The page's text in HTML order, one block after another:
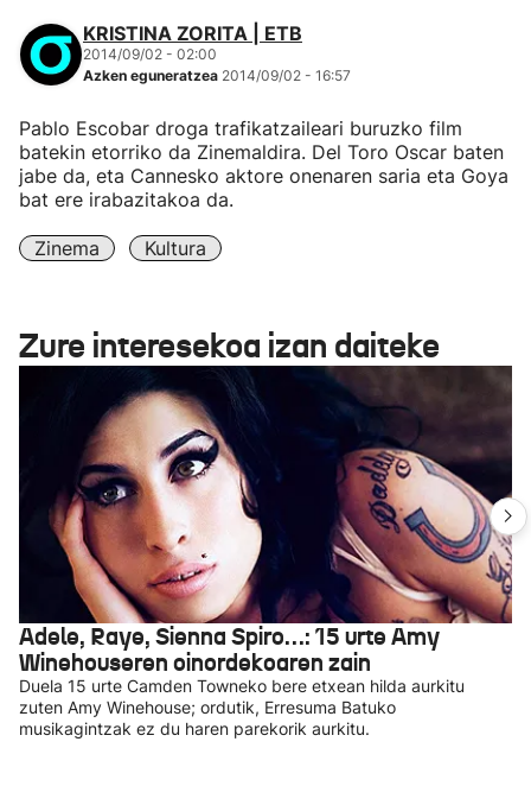
KRISTINA ZORITA | ETB
2014/09/02 - 02:00
Azken eguneratzea 2014/09/02 - 16:57
Pablo Escobar droga trafikatzaileari buruzko film
batekin etorriko da Zinemaldira. Del Toro Oscar baten
jabe da, eta Cannesko aktore onenaren saria eta Goya
bat ere irabazitakoa da.
Zinema Kultura
Zure interesekoa izan daiteke
Adele, Raye, Sienna Spiro…: 15 urte Amy
Winehouseren oinordekoaren zain
Duela 15 urte Camden Towneko bere etxean hilda aurkitu
zuten Amy Winehouse; ordutik, Erresuma Batuko
musikagintzak ez du haren parekorik aurkitu.